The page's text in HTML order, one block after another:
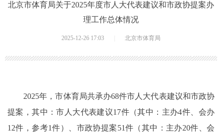
北京市体育局关于2025年度市人大代表建议和市政协提案办
理工作总体情况
2025-12-26 17:03 北京市体育局
2025年，市体育局共承办68件市人大代表建议和市政协
提案，其中：市人大代表建议17件（其中：主办4件、会办
12件，参考1件）、市政协提案51件（其中：主办20件、会